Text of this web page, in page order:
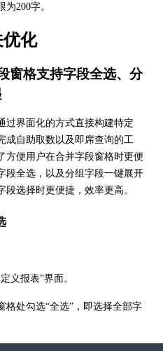
200字。
优化
窗格支持字段全选、分
过界面化的方式直接构建特定
成自助取数以及即席查询的工
方便用户在合并字段窗格时更便
段全选，以及分组字段一键展开
选择时更便捷，效率更高。
义报表”界面。
格处勾选“全选”，即选择全部字